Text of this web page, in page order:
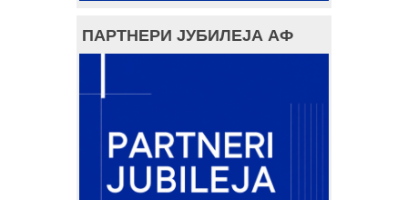
ПАРТНЕРИ ЈУБИЛЕЈА АФ